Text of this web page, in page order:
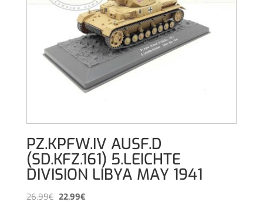
PZ.KPFW.IV AUSF.D
(SD.KFZ.161) 5.LEICHTE
DIVISION LIBYA MAY 1941
26,99€El22,99€El